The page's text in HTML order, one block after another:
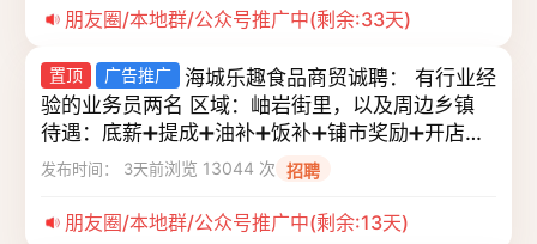
朋友圈/本地群/公众号推广中(剩余:33天)
置顶 广告推广
海城乐趣食品商贸诚聘： 有行业经
验的业务员两名 区域：岫岩街里，以及周边乡镇
待遇：底薪➕提成➕油补➕饭补➕铺市奖励➕开店奖
励➕五险 要求：男女不限，自己有车，熟悉路线，
发布时间： 3天前浏览 13044 次 招聘
朋友圈/本地群/公众号推广中(剩余:13天)